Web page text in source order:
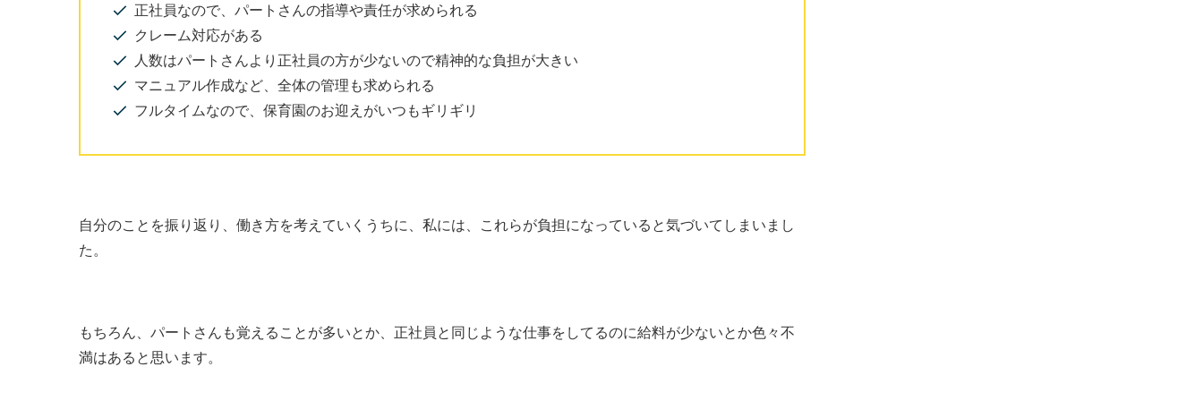
正社員なので、パートさんの指導や責任が求められる
クレーム対応がある
人数はパートさんより正社員の方が少ないので精神的な負担が大きい
マニュアル作成など、全体の管理も求められる
フルタイムなので、保育園のお迎えがいつもギリギリ
自分のことを振り返り、働き方を考えていくうちに、私には、これらが負担になっていると気づいてしまいまし
た。
もちろん、パートさんも覚えることが多いとか、正社員と同じような仕事をしてるのに給料が少ないとか色々不
満はあると思います。